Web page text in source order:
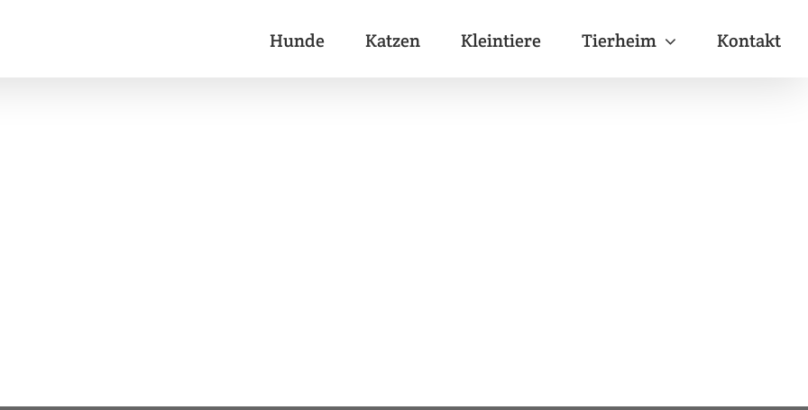
Hunde Katzen Kleintiere Tierheim Kontakt